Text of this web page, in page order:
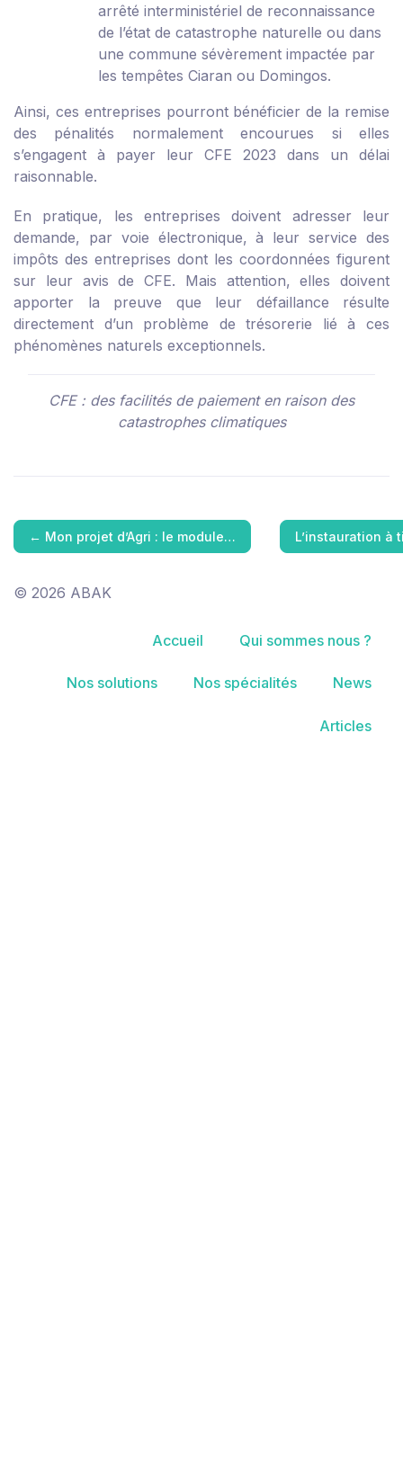
arrêté interministériel de reconnaissance
de l’état de catastrophe naturelle ou dans
une commune sévèrement impactée par
les tempêtes Ciaran ou Domingos.
Ainsi, ces entreprises pourront bénéficier de la remise
des pénalités normalement encourues si elles
s’engagent à payer leur CFE 2023 dans un délai
raisonnable.
En pratique, les entreprises doivent adresser leur
demande, par voie électronique, à leur service des
impôts des entreprises dont les coordonnées figurent
sur leur avis de CFE. Mais attention, elles doivent
apporter la preuve que leur défaillance résulte
directement d’un problème de trésorerie lié à ces
phénomènes naturels exceptionnels.
CFE : des facilités de paiement en raison des
catastrophes climatiques
← Mon projet d’Agri : le module… L’instauration à
© 2026 ABAK
Accueil Qui sommes nous ?
Nos solutions Nos spécialités News
Articles